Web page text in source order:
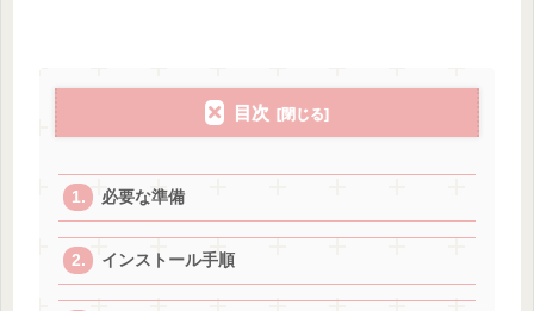
目次
必要な準備
インストール手順